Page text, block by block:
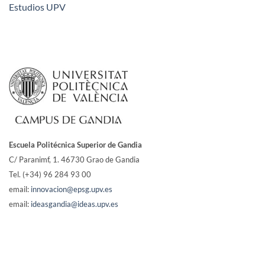
Estudios UPV
Escuela Politécnica Superior de Gandia
C/ Paranimf, 1. 46730 Grao de Gandia
Tel. (+34) 96 284 93 00
email: innovacion@epsg.upv.es
email: ideasgandia@ideas.upv.es